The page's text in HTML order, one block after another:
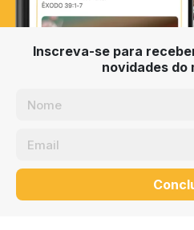
Inscreva-se para
novidades do